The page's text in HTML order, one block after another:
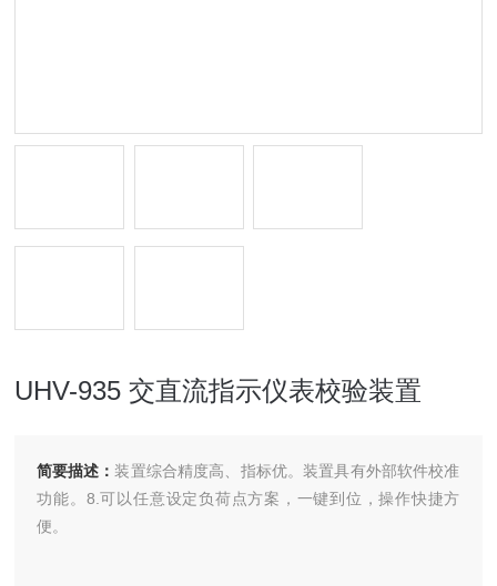
UHV-935 交直流指示仪表校验装置
简要描述： 装置综合精度高、指标优。装置具有外部软件校准
功能。8.可以任意设定负荷点方案，一键到位，操作快捷方
便。